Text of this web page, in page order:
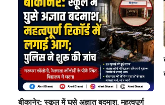
बीकानेर: स्कूल में घुसे अज्ञात बदमाश, महत्वपूर्ण